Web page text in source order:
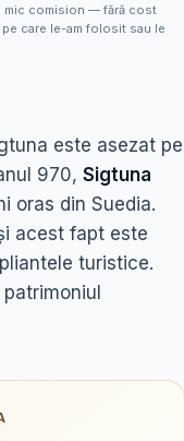
mic comision — fără cost
care le-am folosit sau le
este asezat pe
970, Sigtuna
oras din Suedia.
acest fapt este
turistice.